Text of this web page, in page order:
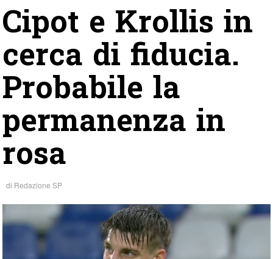
Cipot e Krollis in
cerca di fiducia.
Probabile la
permanenza in
rosa
di Redazione SP